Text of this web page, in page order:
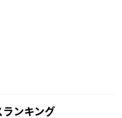
ンキング